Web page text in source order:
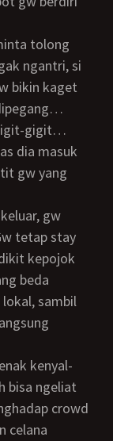
ngantri, si
bikin kaget
gigit…
dia masuk
gw yang
tetap stay
kepojok
beda
lokal, sambil
bisa ngeliat
crowd
celana